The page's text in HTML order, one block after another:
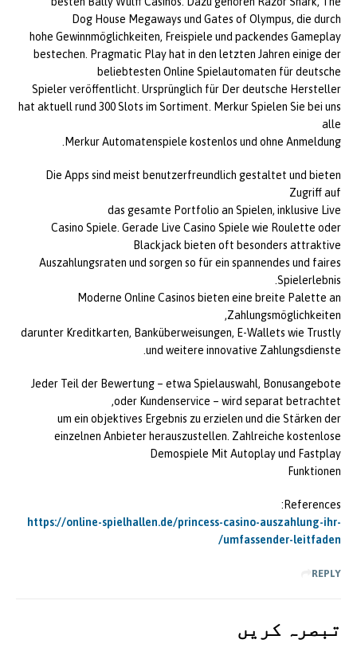
Dog House Megaways und Gates of Olympus, die durch
hohe Gewinnmöglichkeiten, Freispiele und packendes Gameplay
bestechen. Pragmatic Play hat in den letzten Jahren einige der
beliebtesten Online Spielautomaten für deutsche
Spieler veröffentlicht. Ursprünglich für Der deutsche Hersteller
hat aktuell rund 300 Slots im Sortiment. Merkur Spielen Sie bei uns
alle
Merkur Automatenspiele kostenlos und ohne Anmeldung.
Die Apps sind meist benutzerfreundlich gestaltet und bieten
Zugriff auf
das gesamte Portfolio an Spielen, inklusive Live
Casino Spiele. Gerade Live Casino Spiele wie Roulette oder
Blackjack bieten oft besonders attraktive
Auszahlungsraten und sorgen so für ein spannendes und faires
Spielerlebnis.
Moderne Online Casinos bieten eine breite Palette an
Zahlungsmöglichkeiten,
darunter Kreditkarten, Banküberweisungen, E-Wallets wie Trustly
und weitere innovative Zahlungsdienste.
Jeder Teil der Bewertung – etwa Spielauswahl, Bonusangebote
oder Kundenservice – wird separat betrachtet,
um ein objektives Ergebnis zu erzielen und die Stärken der
einzelnen Anbieter herauszustellen. Zahlreiche kostenlose
Demospiele Mit Autoplay und Fastplay
Funktionen
References:
https://online-spielhallen.de/princess-casino-auszahlung-ihr-
umfassender-leitfaden/
REPLY
تبصرہ کريں